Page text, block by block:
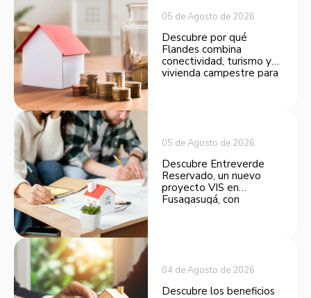
05 de Agosto de 2026
Descubre por qué
Flandes combina
conectividad, turismo y
vivienda campestre para
05 de Agosto de 2026
Descubre Entreverde
Reservado, un nuevo
proyecto VIS en
Fusagasugá, con
04 de Agosto de 2026
Descubre los beneficios